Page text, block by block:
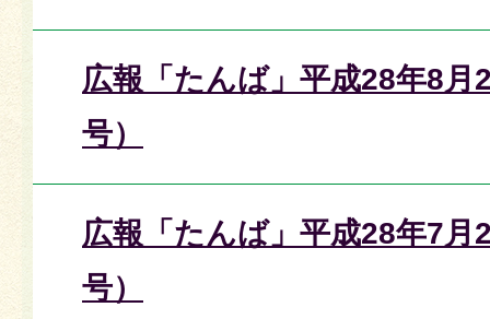
広報「たんば」平成28年8月
号）
広報「たんば」平成28年7月
号）